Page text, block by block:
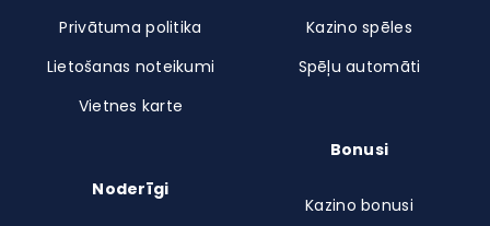
Privātuma politika
Lietošanas noteikumi
Vietnes karte
Noderīgi
Kazino spēles
Spēļu automāti
Bonusi
Kazino bonusi